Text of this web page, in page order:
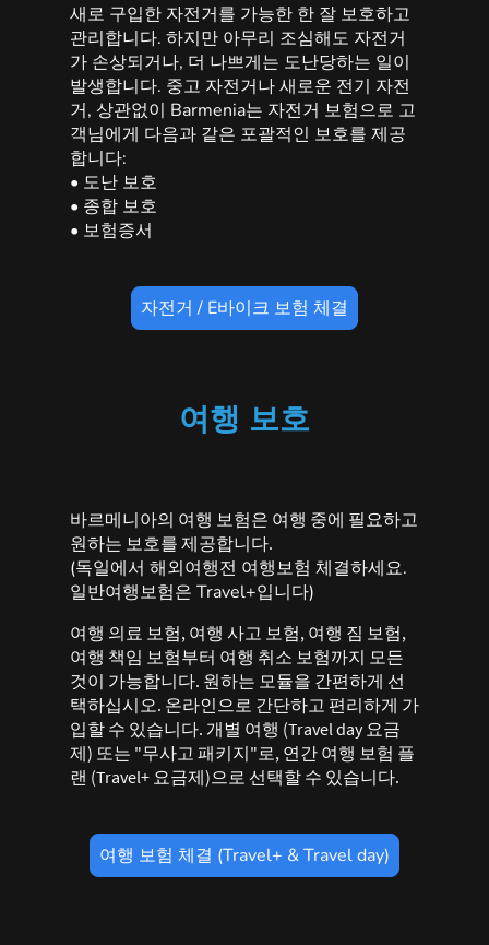
새로 구입한 자전거를 가능한 한 잘 보호하고
관리합니다. 하지만 아무리 조심해도 자전거
가 손상되거나, 더 나쁘게는 도난당하는 일이
발생합니다. 중고 자전거나 새로운 전기 자전
거, 상관없이 Barmenia는 자전거 보험으로 고
객님에게 다음과 같은 포괄적인 보호를 제공
합니다:
• 도난 보호
• 종합 보호
• 보험증서
자전거 / E바이크 보험 체결
여행 보호
바르메니아의 여행 보험은 여행 중에 필요하고
원하는 보호를 제공합니다.
(독일에서 해외여행전 여행보험 체결하세요.
일반여행보험은 Travel+입니다)
여행 의료 보험, 여행 사고 보험, 여행 짐 보험,
여행 책임 보험부터 여행 취소 보험까지 모든
것이 가능합니다. 원하는 모듈을 간편하게 선
택하십시오. 온라인으로 간단하고 편리하게 가
입할 수 있습니다. 개별 여행 (Travel day 요금
제) 또는 "무사고 패키지"로, 연간 여행 보험 플
랜 (Travel+ 요금제)으로 선택할 수 있습니다.
여행 보험 체결 (Travel+ & Travel day)